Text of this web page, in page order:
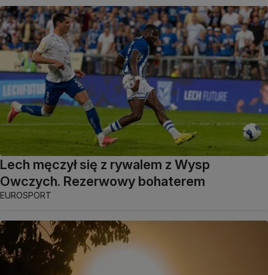
Lech męczył się z rywalem z Wysp
Owczych. Rezerwowy bohaterem
EUROSPORT